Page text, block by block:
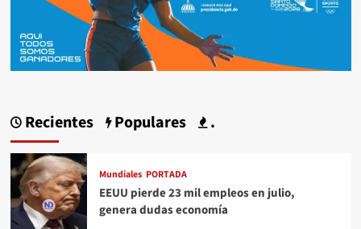
Recientes Populares .
Mundiales PORTADA
EEUU pierde 23 mil empleos en julio,
genera dudas economía